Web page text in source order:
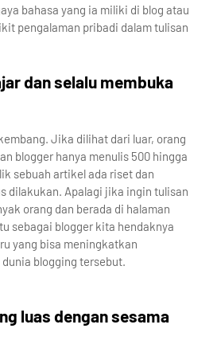
bahasa yang ia miliki di blog atau
pengalaman pribadi dalam tulisan
dan selalu membuka
Jika dilihat dari luar, orang
blogger hanya menulis 500 hingga
sebuah artikel ada riset dan
dilakukan. Apalagi jika ingin tulisan
orang dan berada di halaman
sebagai blogger kita hendaknya
yang bisa meningkatkan
blogging tersebut.
luas dengan sesama